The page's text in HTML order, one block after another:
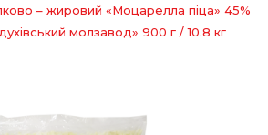
– жировий «Моцарелла піца» 45%
молзавод» 900 г / 10.8 кг